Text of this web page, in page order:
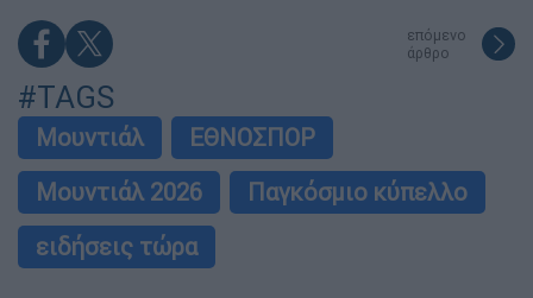
επόμενο
άρθρο
#TAGS
Μουντιάλ
ΕΘΝΟΣΠΟΡ
Μουντιάλ 2026
Παγκόσμιο κύπελλο
ειδήσεις τώρα